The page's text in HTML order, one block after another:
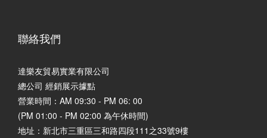
聯絡我們
達樂友貿易實業有限公司
總公司 經銷展示據點
營業時間：AM 09:30 - PM 06: 00
(PM 01:00 - PM 02:00 為午休時間)
地址： 新北市三重區三和路四段111之33號9樓